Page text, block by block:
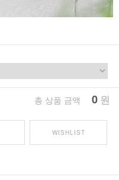
총 상품 금액 0 원
WISHLIST